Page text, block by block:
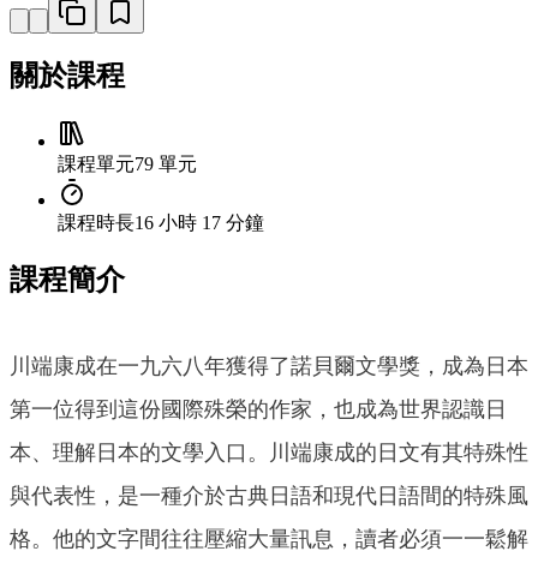
關於課程
課程單元79 單元
課程時長16 小時 17 分鐘
課程簡介
川端康成在一九六八年獲得了諾貝爾文學獎，成為日本
第一位得到這份國際殊榮的作家，也成為世界認識日
本、理解日本的文學入口。川端康成的日文有其特殊性
與代表性，是一種介於古典日語和現代日語間的特殊風
格。他的文字間往往壓縮大量訊息，讀者必須一一鬆解